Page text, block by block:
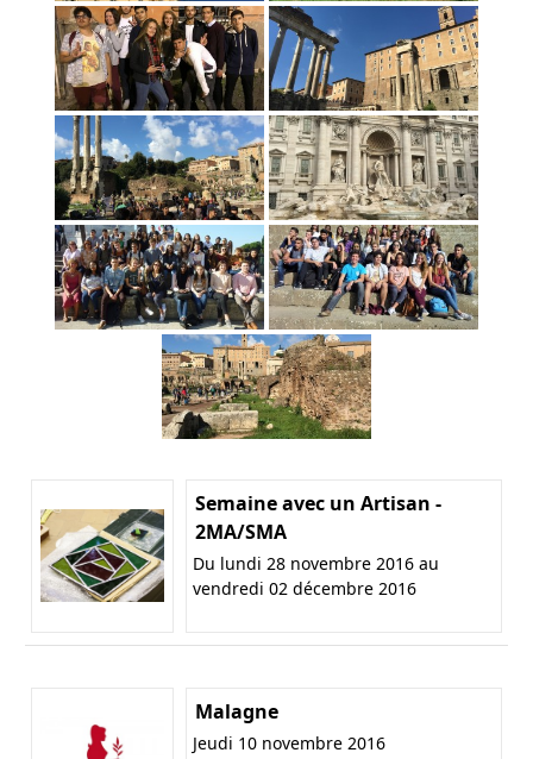
Semaine avec un Artisan -
2MA/SMA
Du lundi 28 novembre 2016 au
vendredi 02 décembre 2016
Malagne
Jeudi 10 novembre 2016